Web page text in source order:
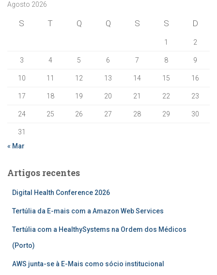
Agosto 2026
S T Q Q S S D
1 2
3 4 5 6 7 8 9
10 11 12 13 14 15 16
17 18 19 20 21 22 23
24 25 26 27 28 29 30
31
« Mar
Artigos recentes
Digital Health Conference 2026
Tertúlia da E-mais com a Amazon Web Services
Tertúlia com a HealthySystems na Ordem dos Médicos
(Porto)
AWS junta-se à E-Mais como sócio institucional